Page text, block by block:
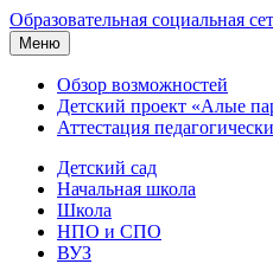
Образовательная социальная
Меню
Обзор возможностей
Детский проект «Алые
Аттестация
Детский сад
Начальная школа
Школа
НПО и СПО
ВУЗ